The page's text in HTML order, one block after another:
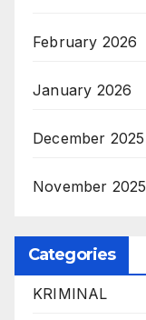
February 2026
January 2026
December 2025
November 2025
Categories
KRIMINAL